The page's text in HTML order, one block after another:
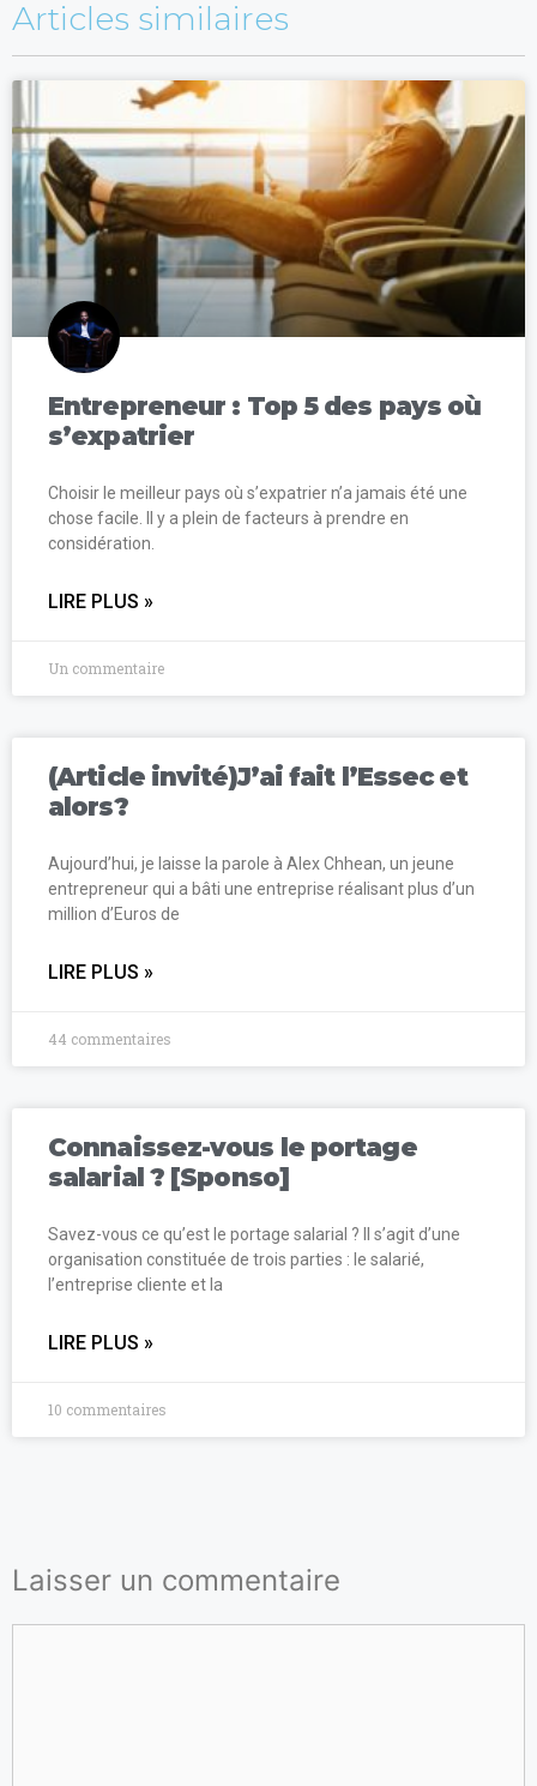
Articles similaires
Entrepreneur : Top 5 des pays où
s’expatrier
Choisir le meilleur pays où s’expatrier n’a jamais été une
chose facile. Il y a plein de facteurs à prendre en
considération.
LIRE PLUS »
Un commentaire
(Article invité)J’ai fait l’Essec et
alors?
Aujourd’hui, je laisse la parole à Alex Chhean, un jeune
entrepreneur qui a bâti une entreprise réalisant plus d’un
million d’Euros de
LIRE PLUS »
44 commentaires
Connaissez-vous le portage
salarial ? [Sponso]
Savez-vous ce qu’est le portage salarial ? Il s’agit d’une
organisation constituée de trois parties : le salarié,
l’entreprise cliente et la
LIRE PLUS »
10 commentaires
Laisser un commentaire